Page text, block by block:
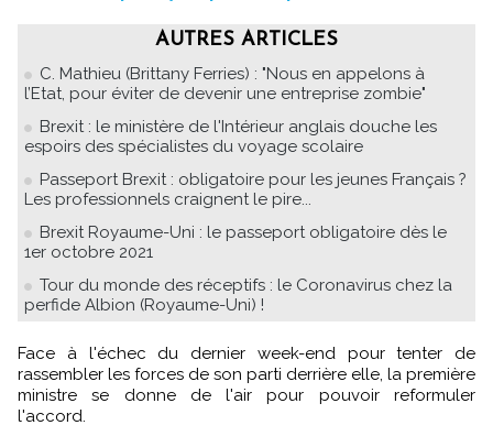
AUTRES ARTICLES
C. Mathieu (Brittany Ferries) : "Nous en appelons à
l’Etat, pour éviter de devenir une entreprise zombie"
Brexit : le ministère de l'Intérieur anglais douche les
espoirs des spécialistes du voyage scolaire
Passeport Brexit : obligatoire pour les jeunes Français ?
Les professionnels craignent le pire...
Brexit Royaume-Uni : le passeport obligatoire dès le
1er octobre 2021
Tour du monde des réceptifs : le Coronavirus chez la
perfide Albion (Royaume-Uni) !
Face à l'échec du dernier week-end pour tenter de
rassembler les forces de son parti derrière elle, la première
ministre se donne de l'air pour pouvoir reformuler
l'accord.